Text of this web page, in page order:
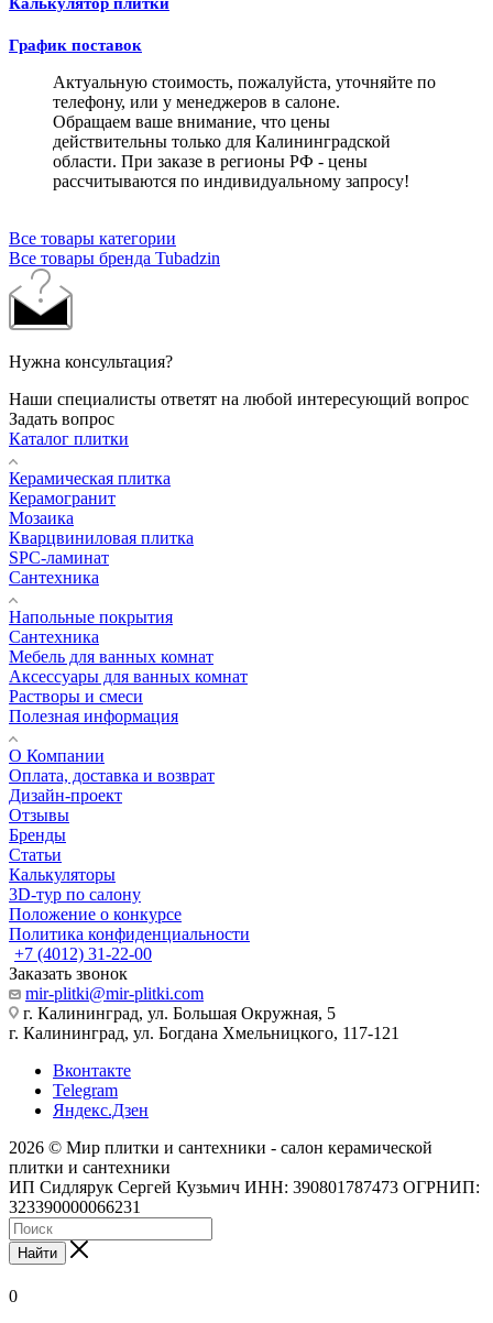
График поставок
Актуальную стоимость, пожалуйста, уточняйте по
телефону, или у менеджеров в салоне.
Обращаем ваше внимание, что цены
действительны только для Калининградской
области. При заказе в регионы РФ - цены
рассчитываются по индивидуальному запросу!
Все товары категории
Все товары бренда Tubadzin
Нужна консультация?
Наши специалисты ответят на любой интересующий вопрос
Задать вопрос
Каталог плитки
Керамическая плитка
Керамогранит
Мозаика
Кварцвиниловая плитка
SPC-ламинат
Сантехника
Напольные покрытия
Сантехника
Мебель для ванных комнат
Аксессуары для ванных комнат
Растворы и смеси
Полезная информация
О Компании
Оплата, доставка и возврат
Дизайн-проект
Отзывы
Бренды
Статьи
Калькуляторы
3D-тур по салону
Положение о конкурсе
Политика конфиденциальности
+7 (4012) 31-22-00
Заказать звонок
mir-plitki@mir-plitki.com
г. Калининград, ул. Большая Окружная, 5
г. Калининград, ул. Богдана Хмельницкого, 117-121
Вконтакте
Telegram
Яндекс.Дзен
2026 © Мир плитки и сантехники - салон керамической
плитки и сантехники
ИП Сидлярук Сергей Кузьмич ИНН: 390801787473 ОГРНИП:
323390000066231
Найти
0